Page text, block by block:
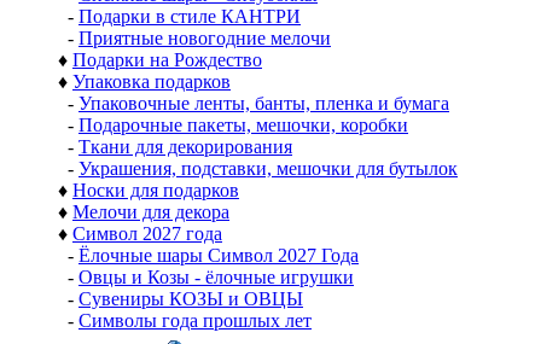
- Подарки в стиле КАНТРИ
- Приятные новогодние мелочи
♦ Подарки на Рождество
♦ Упаковка подарков
- Упаковочные ленты, банты, пленка и бумага
- Подарочные пакеты, мешочки, коробки
- Ткани для декорирования
- Украшения, подставки, мешочки для бутылок
♦ Носки для подарков
♦ Мелочи для декора
♦ Символ 2027 года
- Ёлочные шары Символ 2027 Года
- Овцы и Козы - ёлочные игрушки
- Сувениры КОЗЫ и ОВЦЫ
- Символы года прошлых лет